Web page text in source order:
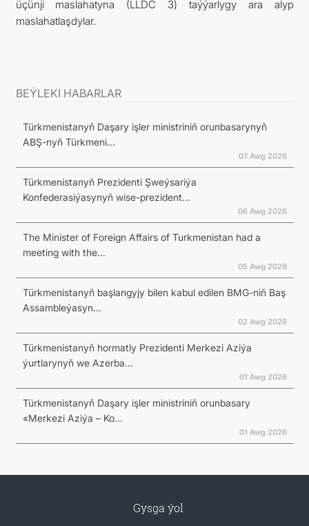
üçünji maslahatyna (LLDC 3) taýýarlygy ara alyp
maslahatlaşdylar.
BEÝLEKI HABARLAR
Türkmenistanyň Daşary işler ministriniň orunbasarynyň
ABŞ-nyň Türkmeni...
07 Awg 2026
Türkmenistanyň Prezidenti Şweýsariýa
Konfederasiýasynyň wise-prezident...
06 Awg 2026
The Minister of Foreign Affairs of Turkmenistan had a
meeting with the...
05 Awg 2026
Türkmenistanyň başlangyjy bilen kabul edilen BMG-niň Baş
Assambleýasyn...
02 Awg 2026
Türkmenistanyň hormatly Prezidenti Merkezi Aziýa
ýurtlarynyň we Azerba...
01 Awg 2026
Türkmenistanyň Daşary işler ministriniň orunbasary
«Merkezi Aziýa – Ko...
01 Awg 2026
Gysga ýol